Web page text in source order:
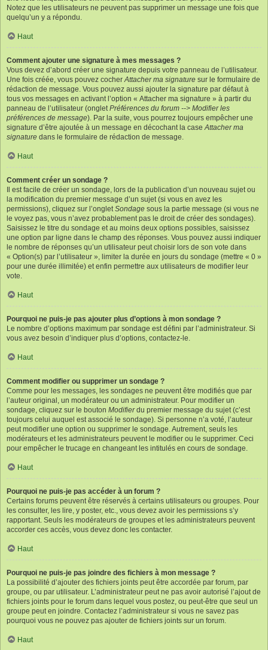
Notez que les utilisateurs ne peuvent pas supprimer un message une fois que
quelqu’un y a répondu.
Haut
Comment ajouter une signature à mes messages ?
Vous devez d’abord créer une signature depuis votre panneau de l’utilisateur.
Une fois créée, vous pouvez cocherAttacher ma signature sur le formulaire de
rédaction de message. Vous pouvez aussi ajouter la signature par défaut à
tous vos messages en activant l’option « Attacher ma signature » à partir du
panneau de l’utilisateur (ongletPréférences du forum --> Modifier les
préférences de message). Par la suite, vous pourrez toujours empêcher une
signature d’être ajoutée à un message en décochant la caseAttacher ma
signature dans le formulaire de rédaction de message.
Haut
Comment créer un sondage ?
Il est facile de créer un sondage, lors de la publication d’un nouveau sujet ou
la modification du premier message d’un sujet (si vous en avez les
permissions), cliquez sur l’ongletSondage sous la partie message (si vous ne
le voyez pas, vous n’avez probablement pas le droit de créer des sondages).
Saisissez le titre du sondage et au moins deux options possibles, saisissez
une option par ligne dans le champ des réponses. Vous pouvez aussi indiquer
le nombre de réponses qu’un utilisateur peut choisir lors de son vote dans
« Option(s) par l’utilisateur », limiter la durée en jours du sondage (mettre « 0 »
pour une durée illimitée) et enfin permettre aux utilisateurs de modifier leur
vote.
Haut
Pourquoi ne puis-je pas ajouter plus d’options à mon sondage ?
Le nombre d’options maximum par sondage est défini par l’administrateur. Si
vous avez besoin d’indiquer plus d’options, contactez-le.
Haut
Comment modifier ou supprimer un sondage ?
Comme pour les messages, les sondages ne peuvent être modifiés que par
l’auteur original, un modérateur ou un administrateur. Pour modifier un
sondage, cliquez sur le bouton Modifierdu premier message du sujet (c’est
toujours celui auquel est associé le sondage). Si personne n’a voté, l’auteur
peut modifier une option ou supprimer le sondage. Autrement, seuls les
modérateurs et les administrateurs peuvent le modifier ou le supprimer. Ceci
pour empêcher le trucage en changeant les intitulés en cours de sondage.
Haut
Pourquoi ne puis-je pas accéder à un forum ?
Certains forums peuvent être réservés à certains utilisateurs ou groupes. Pour
les consulter, les lire, y poster, etc., vous devez avoir les permissions s’y
rapportant. Seuls les modérateurs de groupes et les administrateurs peuvent
accorder ces accès, vous devez donc les contacter.
Haut
Pourquoi ne puis-je pas joindre des fichiers à mon message ?
La possibilité d’ajouter des fichiers joints peut être accordée par forum, par
groupe, ou par utilisateur. L’administrateur peut ne pas avoir autorisé l’ajout de
fichiers joints pour le forum dans lequel vous postez, ou peut-être que seul un
groupe peut en joindre. Contactez l’administrateur si vous ne savez pas
pourquoi vous ne pouvez pas ajouter de fichiers joints sur un forum.
Haut